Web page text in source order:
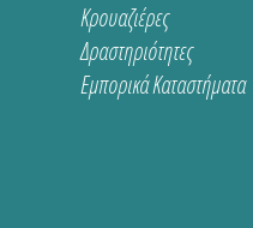
Κρουαζιέρες
Δραστηριότητες
Εμπορικά Καταστήματα